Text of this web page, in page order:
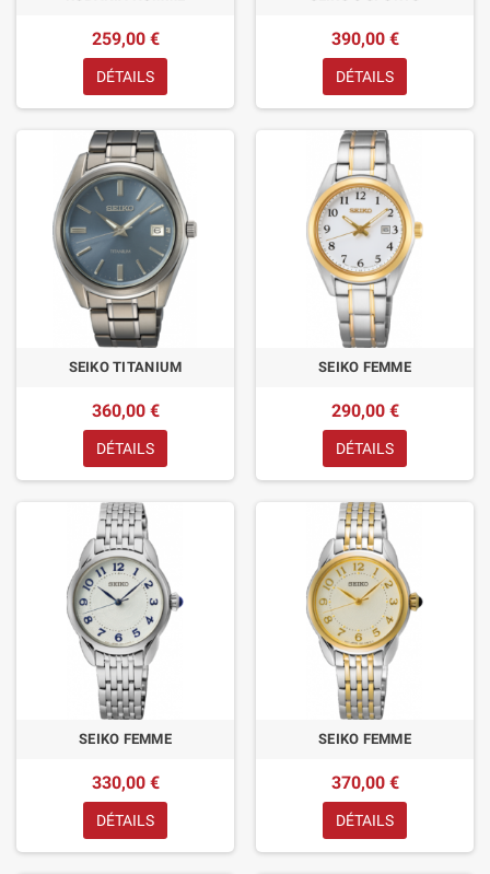
259,00 €
DÉTAILS
390,00 €
DÉTAILS
SEIKO TITANIUM
360,00 €
DÉTAILS
SEIKO FEMME
290,00 €
DÉTAILS
SEIKO FEMME
330,00 €
DÉTAILS
SEIKO FEMME
370,00 €
DÉTAILS